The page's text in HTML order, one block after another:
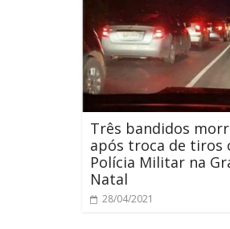
Três bandidos
após troca de tiros
Polícia Militar na
Natal
28/04/2021